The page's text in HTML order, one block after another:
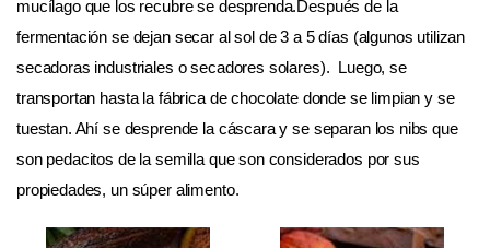
mucílago que los recubre se desprenda.Después de la
fermentación se dejan secar al sol de 3 a 5 días (algunos utilizan
secadoras industriales o secadores solares). Luego, se
transportan hasta la fábrica de chocolate donde se limpian y se
tuestan. Ahí se desprende la cáscara y se separan los nibs que
son pedacitos de la semilla que son considerados por sus
propiedades, un súper alimento.